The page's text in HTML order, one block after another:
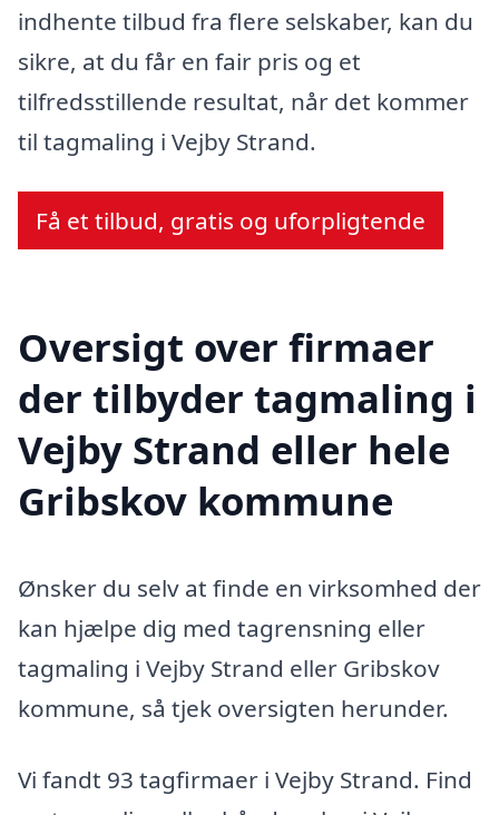
indhente tilbud fra flere selskaber, kan du
sikre, at du får en fair pris og et
tilfredsstillende resultat, når det kommer
til tagmaling i Vejby Strand.
Få et tilbud, gratis og uforpligtende
Oversigt over firmaer
der tilbyder tagmaling i
Vejby Strand eller hele
Gribskov kommune
Ønsker du selv at finde en virksomhed der
kan hjælpe dig med tagrensning eller
tagmaling i Vejby Strand eller Gribskov
kommune, så tjek oversigten herunder.
Vi fandt 93 tagfirmaer i Vejby Strand. Find